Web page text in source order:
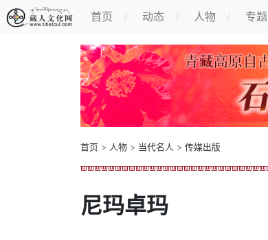
首页 动态 人物 专题
首页 > 人物 > 当代名人 > 传媒出版
尼玛卓玛